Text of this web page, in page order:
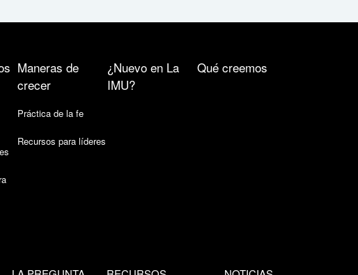
Maneras de
crecer
Práctica de la fe
Recursos para líderes
¿Nuevo en La
IMU?
Qué creemos